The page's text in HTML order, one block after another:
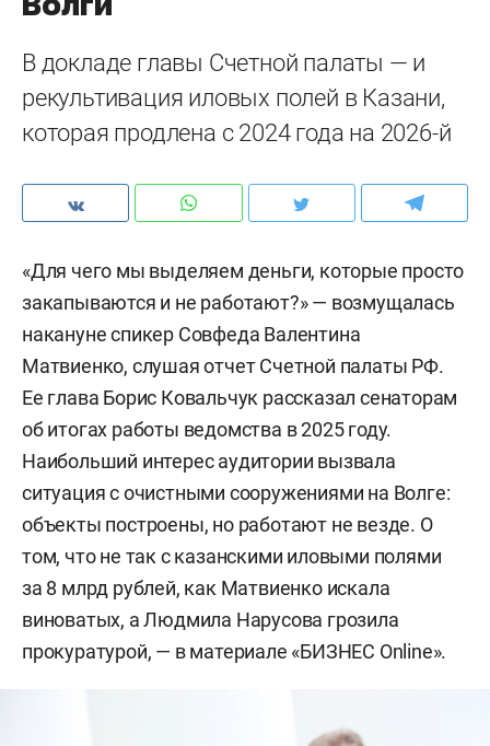
В докладе главы Счетной палаты — и
рекультивация иловых полей в Казани,
которая продлена с 2024 года на 2026-й
«Для чего мы выделяем деньги, которые просто
закапываются и не работают?» — возмущалась
накануне спикер Совфеда Валентина
Матвиенко, слушая отчет Счетной палаты РФ.
Ее глава Борис Ковальчук рассказал сенаторам
об итогах работы ведомства в 2025 году.
Наибольший интерес аудитории вызвала
ситуация с очистными сооружениями на Волге:
объекты построены, но работают не везде. О
том, что не так с казанскими иловыми полями
за 8 млрд рублей, как Матвиенко искала
виноватых, а Людмила Нарусова грозила
прокуратурой, — в материале «БИЗНЕС Online».